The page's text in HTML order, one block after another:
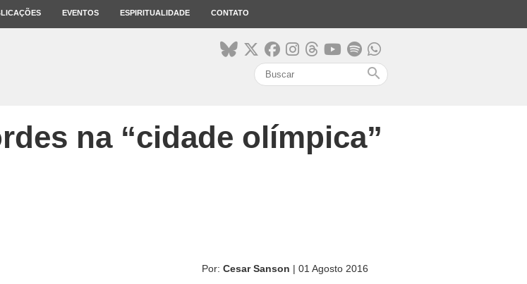
EVENTOS ESPIRITUALIDADE CONTATO
search
na “cidade olímpica”
Por: Cesar Sanson | 01 Agosto 2016